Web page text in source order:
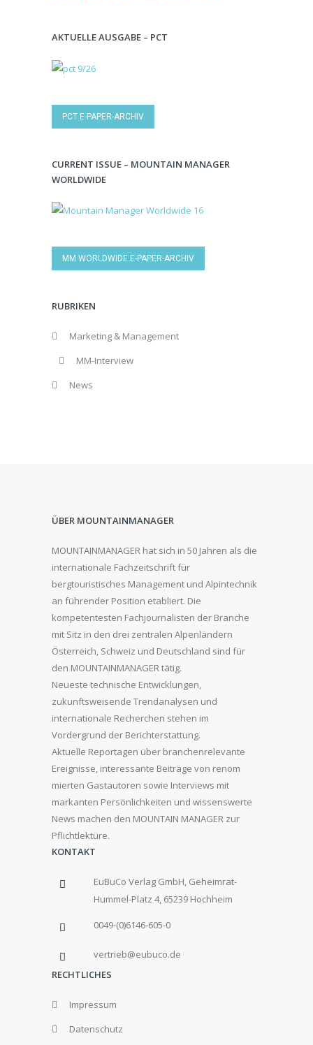
AKTUELLE AUSGABE – PCT
PCT E-PAPER-ARCHIV
CURRENT ISSUE – MOUNTAIN MANAGER
WORLDWIDE
MM WORLDWIDE E-PAPER-ARCHIV
RUBRIKEN
Marketing & Management
MM-Interview
News
ÜBER MOUNTAINMANAGER
MOUNTAINMANAGER hat sich in 50 Jahren als die
internationale Fachzeitschrift für
bergtouristisches Management und Alpintechnik
an führender Position etabliert. Die
kompetentesten Fachjournalisten der Branche
mit Sitz in den drei zentralen Alpenländern
Österreich, Schweiz und Deutschland sind für
den MOUNTAINMANAGER tätig.
Neueste technische Entwicklungen,
zukunftsweisende Trendanalysen und
internationale Recherchen stehen im
Vordergrund der Berichterstattung.
Aktuelle Reportagen über branchenrelevante
Ereignisse, interessante Beiträge von renom
mierten Gastautoren sowie Interviews mit
markanten Persönlichkeiten und wissenswerte
News machen den MOUNTAIN MANAGER zur
Pflichtlektüre.
KONTAKT
EuBuCo Verlag GmbH, Geheimrat-
Hummel-Platz 4, 65239 Hochheim
0049-(0)6146-605-0
vertrieb@eubuco.de
RECHTLICHES
Impressum
Datenschutz